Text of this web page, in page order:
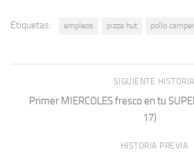
Etiquetas: empleos pizza hut pollo
SIGUIENTE HISTORIA
Primer MIERCOLES fresco en tu
17)
HISTORIA PREVIA